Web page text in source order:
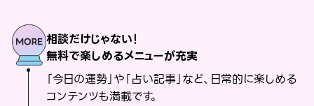
相談だけじゃない！
無料で楽しめるメニューが充実
「今日の運勢」や「占い記事」など、日常的に楽しめる
コンテンツも満載です。